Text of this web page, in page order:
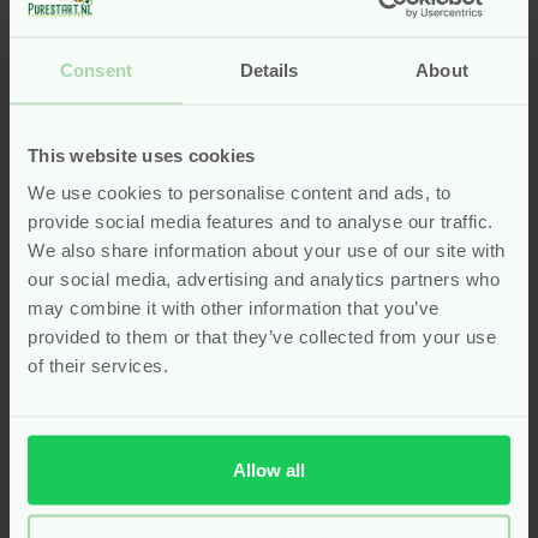
Consent Details About
This website uses cookies
We use cookies to personalise content and ads, to
provide social media features and to analyse our traffic.
We also share information about your use of our site with
our social media, advertising and analytics partners who
may combine it with other information that you’ve
provided to them or that they’ve collected from your use
of their services.
Allow all
Met de natuurlijke handverzorging van Pure Start
dag opnieuw, voor jong én oud.
Zachte schuimzeep voor de
allerkleinsten
Voor jonge kinderen is handen wassen niet altijd een
favoriete bezigheid, maar met de juiste zeep wordt
het een leuk en prettig moment. DeAttitudeLittle
Leaves Foam Handzeep Watermeloen & Kokosis
speciaal ontwikkeld om het handen wassen voor
makkelijk en leuk, zelfs voor peuters die graag zelf